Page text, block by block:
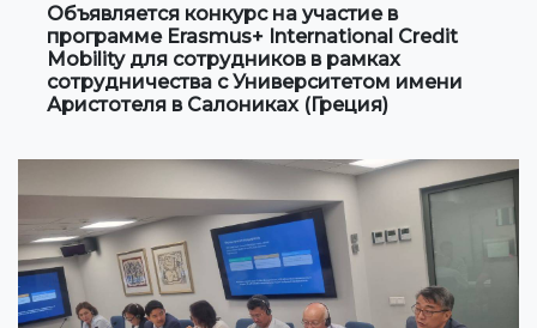
Учебное расписание
Студенческое правительство
Инициативы
Клуб по интересам
Информация по грантам и стипендиям
НОВОСТИ
Объявляется конкурс на участие в
программе Erasmus+ International Credit
Mobility для сотрудников в рамках
сотрудничества с Университетом имени
Аристотеля в Салониках (Греция)